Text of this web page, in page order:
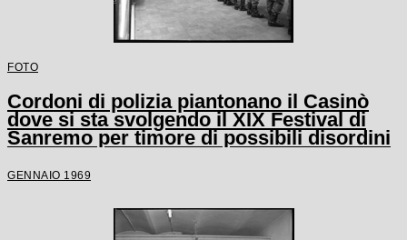
FOTO
Cordoni di polizia piantonano il Casinò
dove si sta svolgendo il XIX Festival di
Sanremo per timore di possibili disordini
GENNAIO 1969